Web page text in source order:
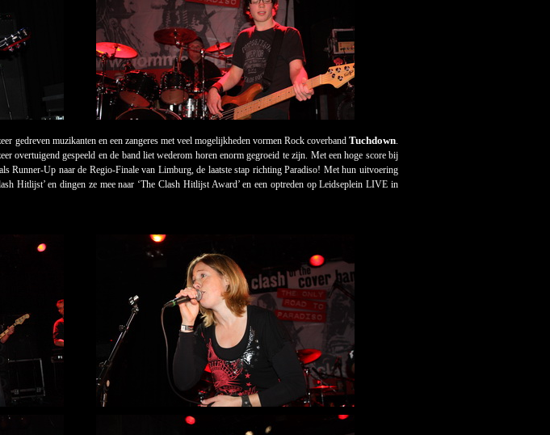
gedreven muzikanten en een zangeres met veel mogelijkheden vormen Rock coverband Tuchdown.
overtuigend gespeeld en de band liet wederom horen enorm gegroeid te zijn. Met een hoge score bij
Runner-Up naar de Regio-Finale van Limburg, de laatste stap richting Paradiso! Met hun uitvoering
Hitlijst’ en dingen ze mee naar ‘The Clash Hitlijst Award’ en een optreden op Leidseplein LIVE in